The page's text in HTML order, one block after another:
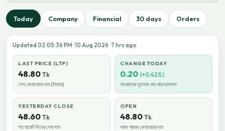
Today Company Financial 30 days Orders
Updated 02:05:36 PM · 10 Aug 2026 · 7 hrs ago
LAST PRICE (LTP)
48.80 Tk
শেষ কেনাবেচার দাম (টাকায়)
CHANGE TODAY
0.20 (+0.41%)
গতকালের তুলনায় কত বাড়ল/কমল
YESTERDAY CLOSE
48.60 Tk
গত মার্কেট দিনের শেষ দাম
OPEN
48.80 Tk
আজ প্রথম কেনাবেচার দাম